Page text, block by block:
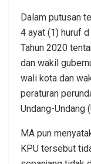
Dalam putusan
4 ayat (1) huruf
Tahun 2020
dan wakil
wali kota dan
peraturan
Undang-Undang
MA pun
KPU tersebut